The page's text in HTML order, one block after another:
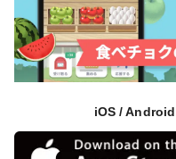
iOS / Android